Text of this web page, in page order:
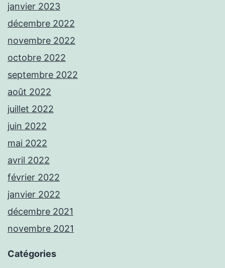
janvier 2023
décembre 2022
novembre 2022
octobre 2022
septembre 2022
août 2022
juillet 2022
juin 2022
mai 2022
avril 2022
février 2022
janvier 2022
décembre 2021
novembre 2021
Catégories